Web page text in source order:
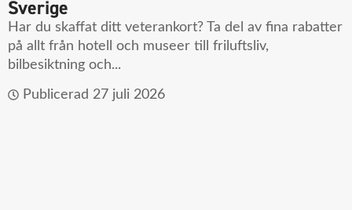
Sverige
Har du skaffat ditt veterankort? Ta del av fina rabatter
på allt från hotell och museer till friluftsliv,
bilbesiktning och...
Publicerad 27 juli 2026